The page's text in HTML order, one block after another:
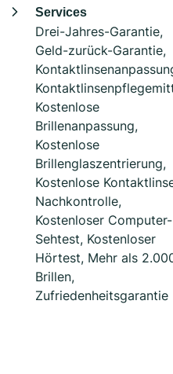
Services
Drei-Jahres-Garantie,
Geld-zurück-Garantie,
Kostenlose
Brillenanpassung,
Kostenlose
Brillenglaszentrierung,
Kostenlose
Nachkontrolle,
Kostenloser Computer-
Sehtest, Kostenloser
Hörtest, Mehr als
Brillen,
Zufriedenheitsgarantie